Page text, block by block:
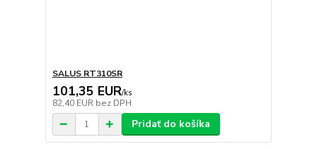
SALUS RT310SR
101,35 EUR/ks
82,40 EUR bez DPH
Pridať do košíka